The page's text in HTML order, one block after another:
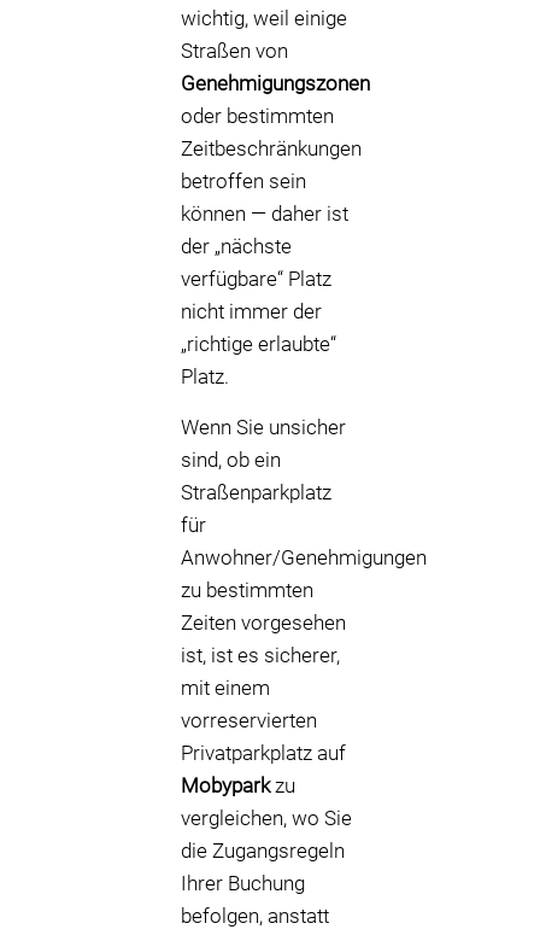
wichtig, weil einige
Straßen von
Genehmigungszonen
oder bestimmten
Zeitbeschränkungen
betroffen sein
können — daher ist
der „nächste
verfügbare“ Platz
nicht immer der
„richtige erlaubte“
Platz.
Wenn Sie unsicher
sind, ob ein
Straßenparkplatz
für
Anwohner/Genehmigungen
zu bestimmten
Zeiten vorgesehen
ist, ist es sicherer,
mit einem
vorreservierten
Privatparkplatz auf
Mobyparkzu
vergleichen, wo Sie
die Zugangsregeln
Ihrer Buchung
befolgen, anstatt